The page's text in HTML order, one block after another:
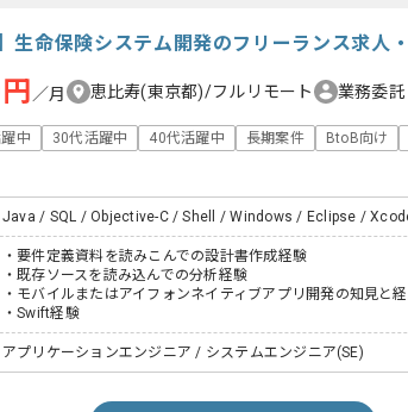
生命保険システム開発のフリーランス求人
／月 恵比寿(東京都)/フルリモート 業務委
中 30代活躍中 40代活躍中 長期案件 BtoB向け
Java / SQL / Objective-C / Shell / Windows / Eclipse /
・要件定義資料を読みこんでの設計書作成経験
・既存ソースを読み込んでの分析経験
・モバイルまたはアイフォンネイティブアプリ開発の知見と
・Swift経験
アプリケーションエンジニア / システムエンジニア(SE)